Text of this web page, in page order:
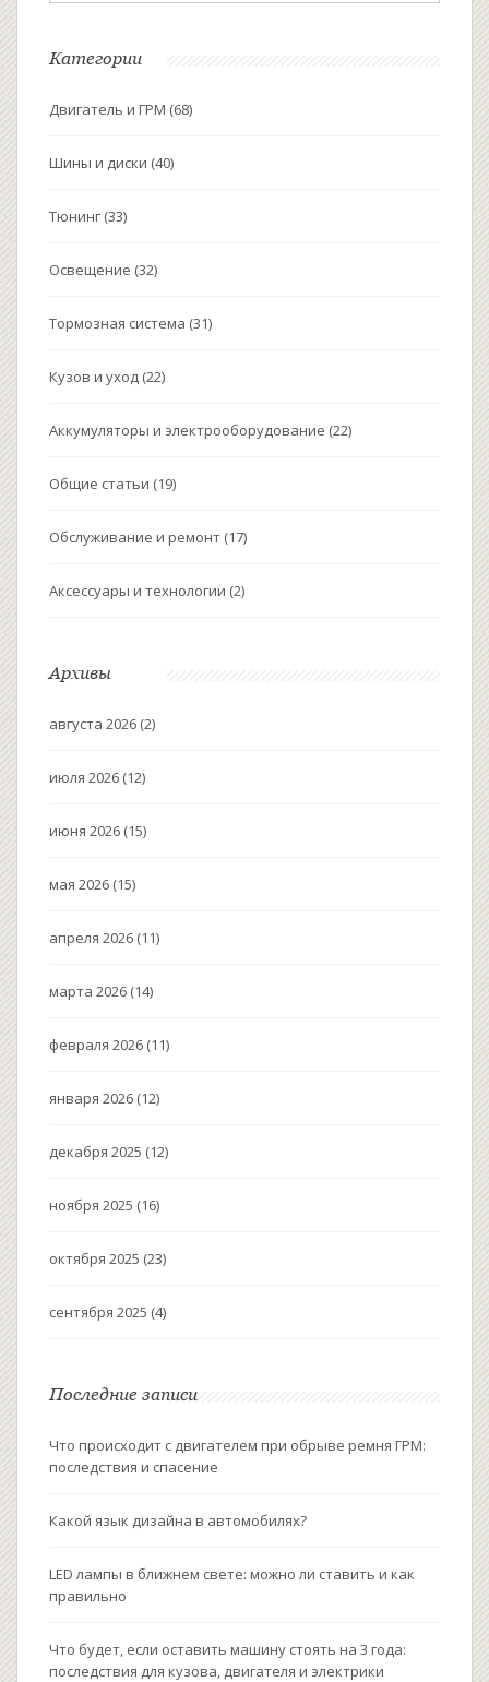
Категории
Двигатель и ГРМ (68)
Шины и диски (40)
Тюнинг (33)
Освещение (32)
Тормозная система (31)
Кузов и уход (22)
Аккумуляторы и электрооборудование (22)
Общие статьи (19)
Обслуживание и ремонт (17)
Аксессуары и технологии (2)
Архивы
августа 2026 (2)
июля 2026 (12)
июня 2026 (15)
мая 2026 (15)
апреля 2026 (11)
марта 2026 (14)
февраля 2026 (11)
января 2026 (12)
декабря 2025 (12)
ноября 2025 (16)
октября 2025 (23)
сентября 2025 (4)
Последние записи
Что происходит с двигателем при обрыве ремня ГРМ:
последствия и спасение
Какой язык дизайна в автомобилях?
LED лампы в ближнем свете: можно ли ставить и как
правильно
Что будет, если оставить машину стоять на 3 года:
последствия для кузова, двигателя и электрики